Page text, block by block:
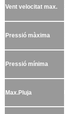
Vent velocitat max.
Pressió màxima
Pressió mínima
Max.Pluja